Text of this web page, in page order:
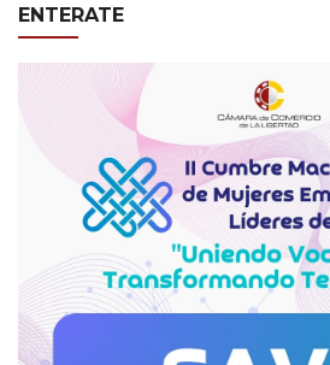
ENTERATE